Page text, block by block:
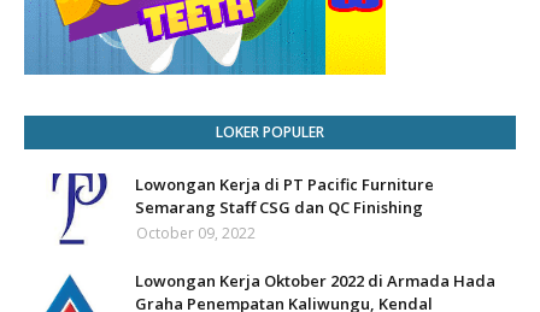
LOKER POPULER
Lowongan Kerja di PT Pacific Furniture
Semarang Staff CSG dan QC Finishing
October 09, 2022
Lowongan Kerja Oktober 2022 di Armada Hada
Graha Penempatan Kaliwungu, Kendal